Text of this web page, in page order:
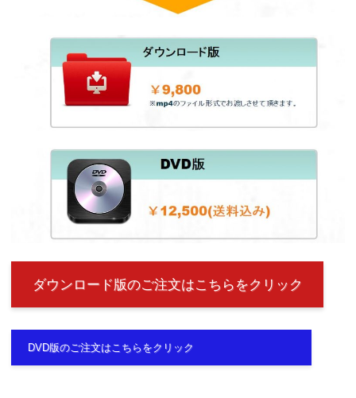
ダウンロード版のご注文はこちらをクリック
DVD版のご注文はこちらをクリック